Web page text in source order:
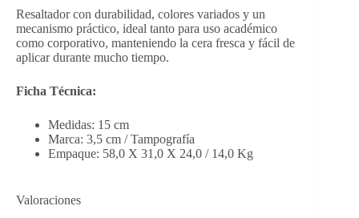
Resaltador con durabilidad, colores variados y un
mecanismo práctico, ideal tanto para uso académico
como corporativo, manteniendo la cera fresca y fácil de
aplicar durante mucho tiempo.
Ficha Técnica:
Medidas: 15 cm
Marca: 3,5 cm / Tampografía
Empaque: 58,0 X 31,0 X 24,0 / 14,0 Kg
Valoraciones